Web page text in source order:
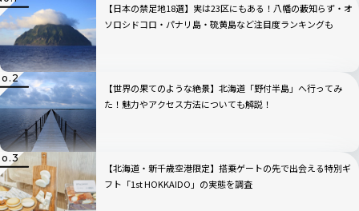
【日本の禁足地18選】実は23区にもある！八幡の藪知らず・オ
ソロシドコロ・パナリ島・硫黄島など注目度ランキングも
【世界の果てのような絶景】北海道「野付半島」へ行ってみ
た！魅力やアクセス方法についても解説！
【北海道・新千歳空港限定】搭乗ゲートの先で出会える特別ギ
フト「1st HOKKAIDO」の実態を調査